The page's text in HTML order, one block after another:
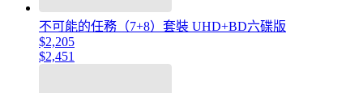
不可能的任務（7+8）套裝 UHD+BD六碟版
$2,205
$2,451